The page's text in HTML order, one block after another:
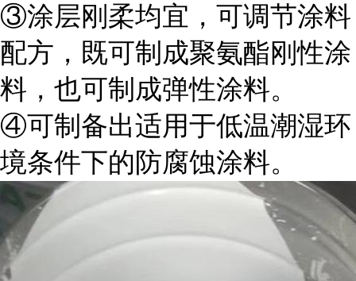
③涂层刚柔均宜，可调节涂料
配方，既可制成聚氨酯刚性涂
料，也可制成弹性涂料。
④可制备出适用于低温潮湿环
境条件下的防腐蚀涂料。